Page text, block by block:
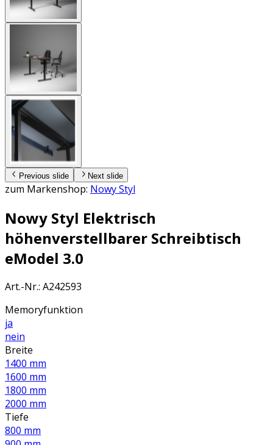
Previous slide Next slide
zum Markenshop: Nowy Styl
Nowy Styl Elektrisch
höhenverstellbarer Schreibtisch
eModel 3.0
Art.-Nr.: A242593
Memoryfunktion
ja
nein
Breite
1400 mm
1600 mm
1800 mm
2000 mm
Tiefe
800 mm